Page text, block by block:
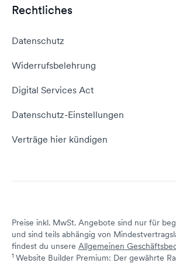
Domain umziehen
E-Mail-Domain
Server Hosting
WordPress Tutorial
AGB
Kontakt aufnehmen
Empfehlungsprogramm
Domain Reseller
Status dogado.de
Rechtliches
Datenschutz
Widerrufsbelehrung
Digital Services Act
Datenschutz-Einstellungen
Verträge hier kündigen
Preise inkl. MwSt. Angebote sind nur für
und sind teils abhängig von
findest du unsere Allgemeinen
1 Website Builder Premium: Der gewährte